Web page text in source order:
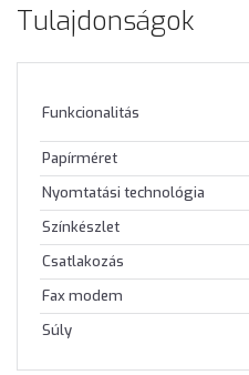
Tulajdonságok
Funkcionalitás
Papírméret
Nyomtatási technológia
Színkészlet
Csatlakozás
Fax modem
Súly